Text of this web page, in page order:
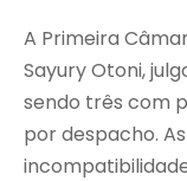
A Primeira
Sayury Otoni,
sendo três com
por despacho.